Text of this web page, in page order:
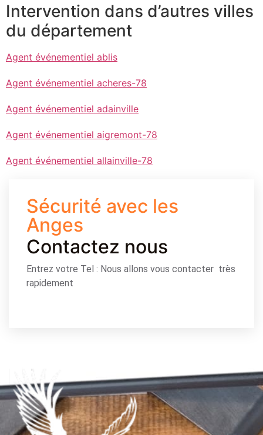
Intervention dans d’autres villes
du département
Agent événementiel ablis
Agent événementiel acheres-78
Agent événementiel adainville
Agent événementiel aigremont-78
Agent événementiel allainville-78
Sécurité avec les
Anges
Contactez nous
Entrez votre Tel : Nous allons vous contacter très
rapidement